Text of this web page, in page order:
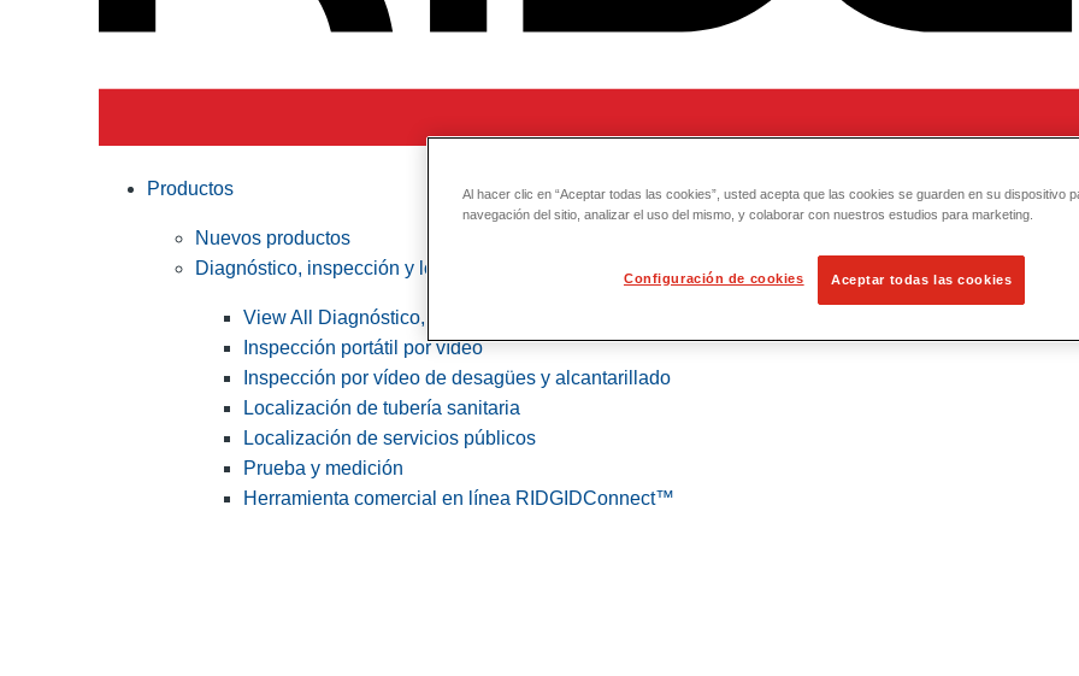
Productos
Nuevos productos
Diagnóstico, inspección y localización
View All Diagnóstico, inspección y localización
Inspección portátil por vídeo
Inspección por vídeo de desagües y alcantarillado
Localización de tubería sanitaria
Localización de servicios públicos
Prueba y medición
Herramienta comercial en línea RIDGIDConnect™
Al hacer clic en “Aceptar todas las cookies”, usted acepta que las cookies se guarden en su dispositivo
navegación del sitio, analizar el uso del mismo, y colaborar con nuestros estudios para marketing.
Configuración de cookies Aceptar todas las cookies